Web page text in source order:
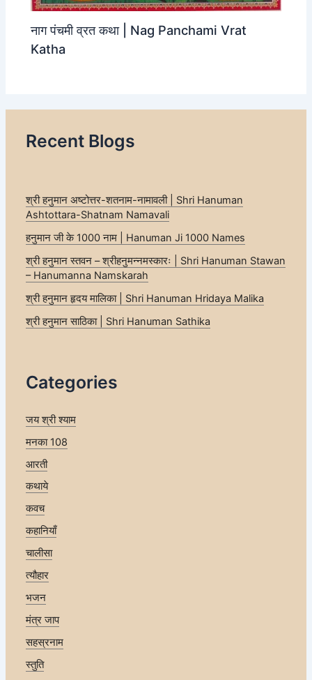
नाग पंचमी व्रत कथा | Nag Panchami Vrat
Katha
Recent Blogs
श्री हनुमान अष्टोत्तर-शतनाम-नामावली | Shri Hanuman
Ashtottara-Shatnam Namavali
हनुमान जी के 1000 नाम | Hanuman Ji 1000 Names
श्री हनुमान स्तवन – श्रीहनुमन्नमस्कारः | Shri Hanuman Stawan
– Hanumanna Namskarah
श्री हनुमान हृदय मालिका | Shri Hanuman Hridaya Malika
श्री हनुमान साठिका | Shri Hanuman Sathika
Categories
जय श्री श्याम
मनका 108
आरती
कथाये
कवच
कहानियाँ
चालीसा
त्यौहार
भजन
मंत्र जाप
सहस्रनाम
स्तुति